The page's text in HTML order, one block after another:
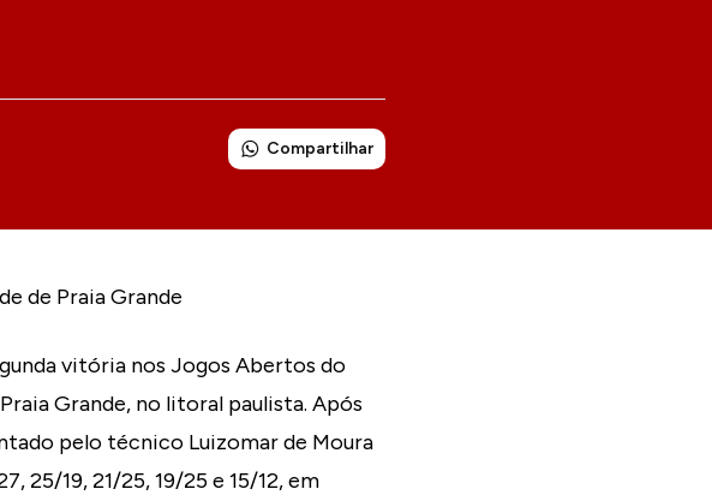
Compartilhar
de Praia Grande
vitória nos Jogos Abertos do
Grande, no litoral paulista. Após
pelo técnico Luizomar de Moura
25/19, 21/25, 19/25 e 15/12, em